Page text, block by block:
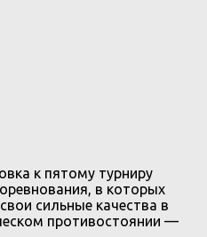
к пятому турниру
в которых
сильные качества в
противостоянии —